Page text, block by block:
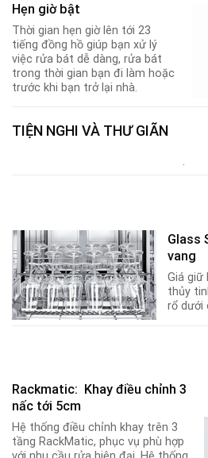
Hẹn giờ bật
Thời gian hẹn giờ lên tới 23
tiếng đồng hồ giúp bạn xử lý
việc rửa bát dễ dàng, rửa bát
trong thời gian bạn đi làm hoặc
trước khi bạn trở lại nhà.
TIỆN NGHI VÀ THƯ GIÃN
.
Glass
vang
Giá giữ
thủy
rổ dưới
Rackmatic: Khay điều chỉnh 3
nấc tới 5cm
Hệ thống điều chỉnh khay trên 3
tầng RackMatic, phục vụ phù hợp